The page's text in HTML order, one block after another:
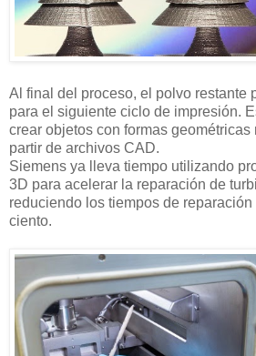
Al final del proceso, el polvo restante
para el siguiente ciclo de impresión.
crear objetos con formas geométricas
partir de archivos CAD.
Siemens ya lleva tiempo utilizando
3D para acelerar la reparación de
reduciendo los tiempos de
ciento.